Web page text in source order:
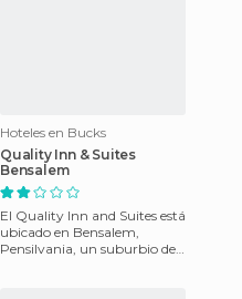
Hoteles en Bucks
Quality Inn & Suites
Bensalem
El Quality Inn and Suites está
ubicado en Bensalem,
Pensilvania, un suburbio de